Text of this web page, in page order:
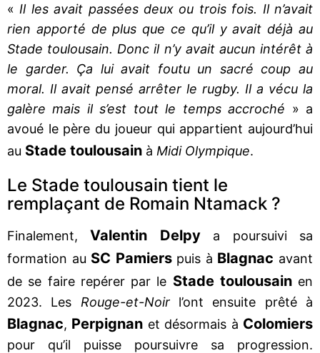
« Il les avait passées deux ou trois fois. Il n’avait
rien apporté de plus que ce qu’il y avait déjà au
Stade toulousain. Donc il n’y avait aucun intérêt à
le garder. Ça lui avait foutu un sacré coup au
moral. Il avait pensé arrêter le rugby. Il a vécu la
galère mais il s’est tout le temps accroché » a
avoué le père du joueur qui appartient aujourd’hui
au Stade toulousain à Midi Olympique.
Le Stade toulousain tient le
remplaçant de Romain Ntamack ?
Finalement,Valentin Delpy
a poursuivi sa
formation au SC Pamierspuis à Blagnac avant
de se faire repérer par le Stade toulousain en
2023. Les Rouge-et-Noir l’ont ensuite prêté à
Blagnac, Perpignan et désormais à Colomiers
pour qu’il puisse poursuivre sa progression.